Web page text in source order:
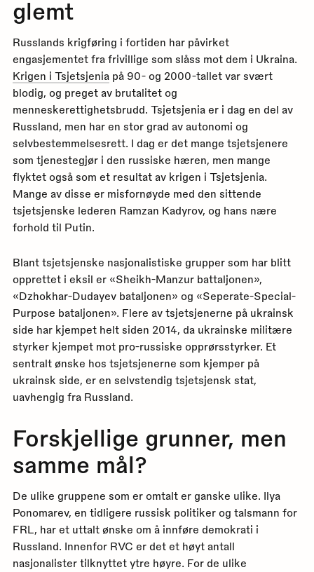
glemt
Russlands krigføring i fortiden har påvirket
engasjementet fra frivillige som slåss mot dem i Ukraina.
Krigen i Tsjetsjeniapå 90- og 2000-tallet var svært
blodig, og preget av brutalitet og
menneskerettighetsbrudd. Tsjetsjenia er i dag en del av
Russland, men har en stor grad av autonomi og
selvbestemmelsesrett. I dag er det mange tsjetsjenere
som tjenestegjør i den russiske hæren, men mange
flyktet også som et resultat av krigen i Tsjetsjenia.
Mange av disse er misfornøyde med den sittende
tsjetsjenske lederen Ramzan Kadyrov, og hans nære
forhold til Putin.
Blant tsjetsjenske nasjonalistiske grupper som har blitt
opprettet i eksil er «Sheikh-Manzur battaljonen»,
«Dzhokhar-Dudayev bataljonen» og «Seperate-Special-
Purpose bataljonen». Flere av tsjetsjenerne på ukrainsk
side har kjempet helt siden 2014, da ukrainske militære
styrker kjempet mot pro-russiske opprørsstyrker. Et
sentralt ønske hos tsjetsjenerne som kjemper på
ukrainsk side, er en selvstendig tsjetsjensk stat,
uavhengig fra Russland.
Forskjellige grunner, men
samme mål?
De ulike gruppene som er omtalt er ganske ulike. Ilya
Ponomarev, en tidligere russisk politiker og talsmann for
FRL, har et uttalt ønske om å innføre demokrati i
Russland. Innenfor RVC er det et høyt antall
nasjonalister tilknyttet ytre høyre. For de ulike